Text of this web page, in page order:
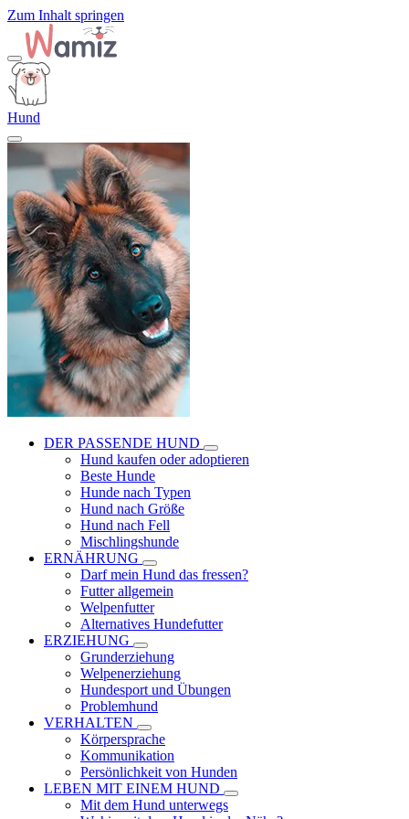
Zum Inhalt springen
Hund
DER PASSENDE HUND
Hund kaufen oder adoptieren
Beste Hunde
Hunde nach Typen
Hund nach Größe
Hund nach Fell
Mischlingshunde
ERNÄHRUNG
Darf mein Hund das fressen?
Futter allgemein
Welpenfutter
Alternatives Hundefutter
ERZIEHUNG
Grunderziehung
Welpenerziehung
Hundesport und Übungen
Problemhund
VERHALTEN
Körpersprache
Kommunikation
Persönlichkeit von Hunden
LEBEN MIT EINEM HUND
Mit dem Hund unterwegs